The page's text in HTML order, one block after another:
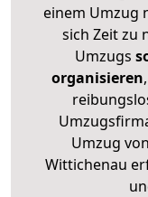
einem Umzug
sich Zeit zu
Umzugs
organisieren
Umzug
Wittichenau